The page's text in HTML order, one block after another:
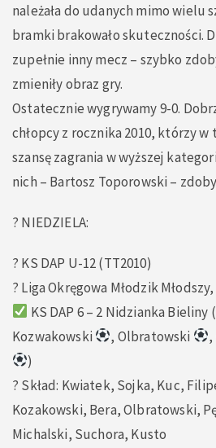
należała do udanych mimo wielu
bramki brakowało skuteczności.
zupełnie inny mecz – szybko
zmieniły obraz gry.
Ostatecznie wygrywamy 9-0.
chłopcy z rocznika 2010, którzy
szansę zagrania w wyższej
nich – Bartosz Toporowski –
? NIEDZIELA:
? KS DAP U-12 (TT2010)
? Liga Okręgowa Młodzik
KS DAP 6 – 2 Nidzianka Bieliny
Kozwakowski
, Olbratowski ,
)
? Skład: Kwiatek, Sojka, Kuc,
Kozakowski, Bera, Olbratowski,
Michalski, Suchora, Kusto